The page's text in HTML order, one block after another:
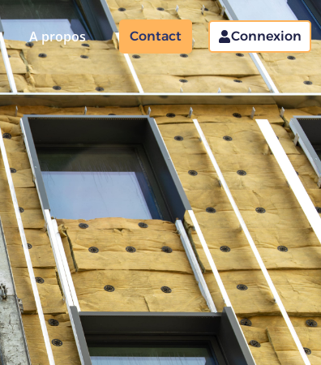
A propos Contact Connexion